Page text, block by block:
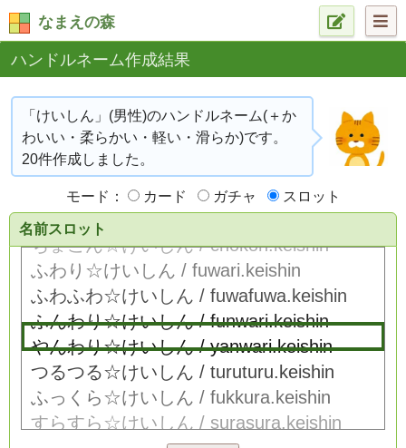
なまえの森
ハンドルネーム作成結果
「けいしん」(男性)のハンドルネーム(＋か
わいい・柔らかい・軽い・滑らか)です。
20件作成しました。
モード： カード ガチャ スロット
名前スロット